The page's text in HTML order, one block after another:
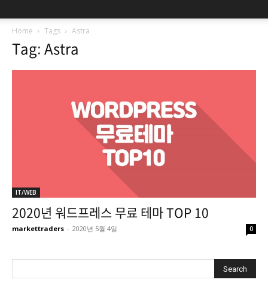
Home Tags Astra
Tag: Astra
IT/WEB
2020년 워드프레스 무료 테마 TOP 10
markettraders - 2020년 5월 4일 0